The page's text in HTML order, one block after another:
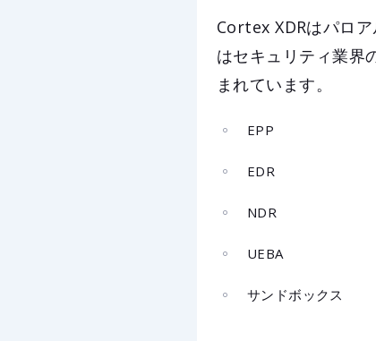
Cortex XDRはパロ
はセキュリティ業界
まれています。
EPP
EDR
NDR
UEBA
サンドボックス